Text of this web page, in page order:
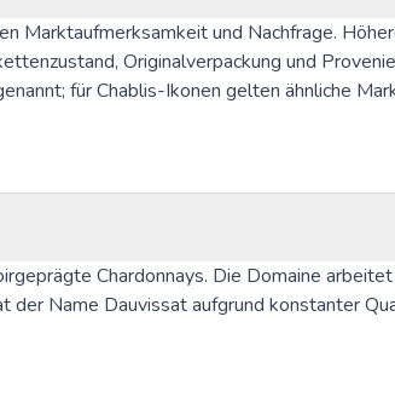
Marktaufmerksamkeit und Nachfrage.
Originalverpackung und
für Chablis-Ikonen gelten ähnliche
Chardonnays. Die Domaine
der Name Dauvissat aufgrund konstanter